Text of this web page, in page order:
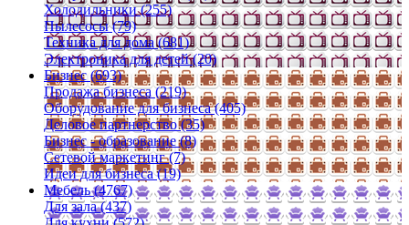
Холодильники (255)
Пылесосы (79)
Техника для дома (681)
Электроника для детей (20)
Бизнес (693)
Продажа бизнеса (219)
Оборудование для бизнеса (405)
Деловое партнерство (35)
Бизнес - образование (8)
Сетевой маркетинг (7)
Идеи для бизнеса (19)
Мебель (4767)
Для зала (437)